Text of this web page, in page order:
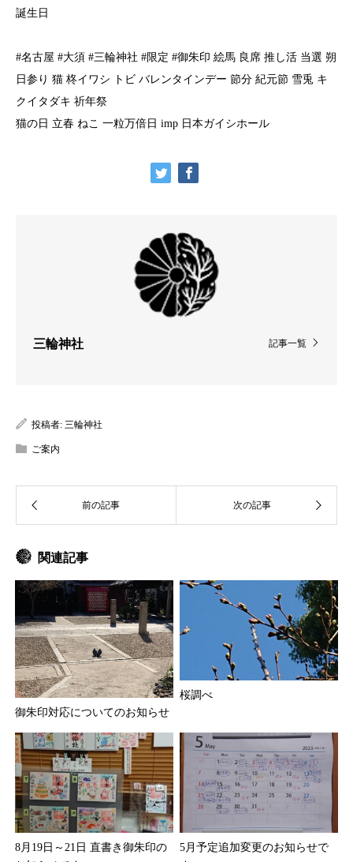
誕生日
#名古屋 #大須 #三輪神社 #限定 #御朱印 絵馬 良席 推し活 当選 朔
日参り 猫 柊イワシ トビ バレンタインデー 節分 紀元節 雪兎 キ
クイタダキ 祈年祭
猫の日 立春 ねこ 一粒万倍日 imp 日本ガイシホール
記事一覧
三輪神社
投稿者: 三輪神社
ご案内
関連記事
御朱印対応についてのお知らせ
桜調べ
8月19日～21日 直書き御朱印の
5月予定追加変更のお知らせで